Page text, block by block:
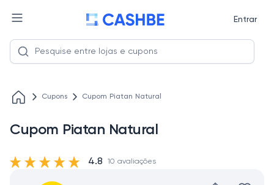
Entrar
Cupons Cupom Piatan Natural
Cupom Piatan Natural
4.8 10 avaliações